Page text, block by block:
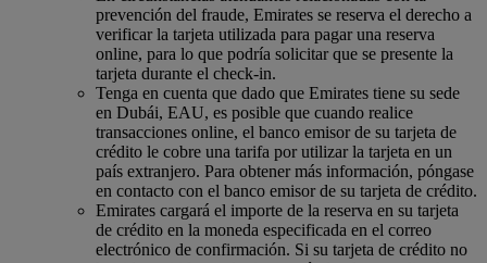
prevención del fraude, Emirates se reserva el derecho a
verificar la tarjeta utilizada para pagar una reserva
online, para lo que podría solicitar que se presente la
tarjeta durante el check-in.
Tenga en cuenta que dado que Emirates tiene su sede
en Dubái, EAU, es posible que cuando realice
transacciones online, el banco emisor de su tarjeta de
crédito le cobre una tarifa por utilizar la tarjeta en un
país extranjero. Para obtener más información, póngase
en contacto con el banco emisor de su tarjeta de crédito.
Emirates cargará el importe de la reserva en su tarjeta
de crédito en la moneda especificada en el correo
electrónico de confirmación. Si su tarjeta de crédito no